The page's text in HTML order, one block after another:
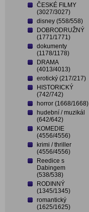
ČESKÉ FILMY
(3027/3027)
disney (558/558)
DOBRODRUŽNÝ
(1771/1771)
dokumenty
(1178/1178)
DRAMA
(4013/4013)
erotický (217/217)
HISTORICKÝ
(742/742)
horror (1668/1668)
hudební / muzikál
(642/642)
KOMEDIE
(4556/4556)
krimi / thriller
(4556/4556)
Reedice s
Dabingem
(538/538)
RODINNÝ
(1345/1345)
romantický
(1625/1625)